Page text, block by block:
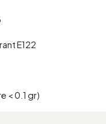
E122
< 0.1 gr)